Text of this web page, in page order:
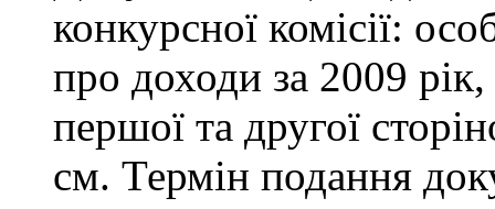
конкурсної комісії:
про доходи за 2009 рік,
першої та другої
см. Термін подання